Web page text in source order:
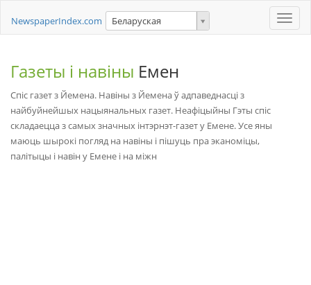
Toggle
NewspaperIndex.com Беларуская
Газеты і навіны Емен
Спіс газет з Йемена. Навіны з Йемена ў адпаведнасці з
найбуйнейшых нацыянальных газет. Неафіцыйны Гэты спіс
складаецца з самых значных інтэрнэт-газет у Емене. Усе яны
маюць шырокі погляд на навіны і пішуць пра эканоміцы,
палітыцы і навін у Емене і на міжн